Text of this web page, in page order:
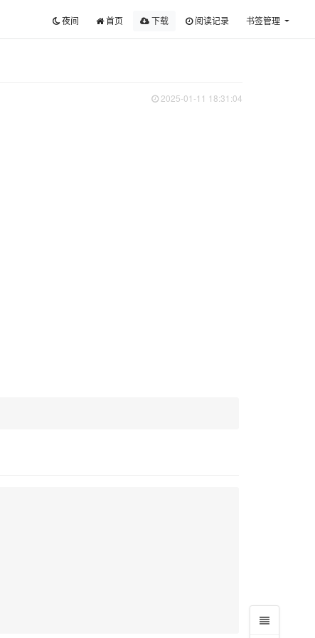
夜间 首页 下载 阅读记录 书签管理
2025-01-11 18:31:04